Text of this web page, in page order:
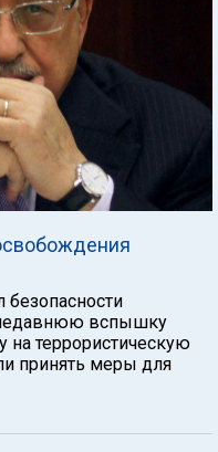
безопасности
недавнюю вспышку
на террористическую
принять меры для